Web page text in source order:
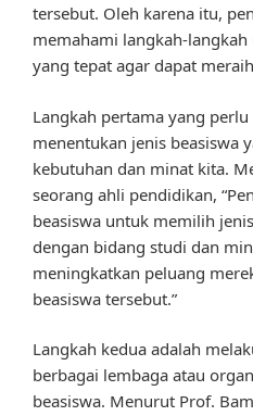
tersebut. Oleh karena itu,
memahami langkah-
yang tepat agar dapat
Langkah pertama yang
menentukan jenis beasiswa
kebutuhan dan minat kita.
seorang ahli pendidikan,
beasiswa untuk memilih
dengan bidang studi dan
meningkatkan peluang
beasiswa tersebut.”
Langkah kedua adalah
berbagai lembaga atau
beasiswa. Menurut Prof.